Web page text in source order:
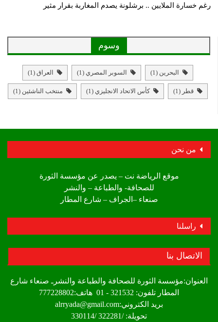
رغم خسارة الملايين .. برشلونة يصدم المغاربة بقرار مثير
وسوم
البحرين (1) السوبر المصري (1) العراق (1)
قطر (1) كأس الاتحاد الانجليزي (1) منتخب الناشئين (1)
من نحن
موقع الرياضة نت – يصدر عن مؤسسة الثورة
للصحافة- والطباعة – والنشر
صنعاء –الجراف – شارع المطار
راسلنا
الاتصال بنا
العنوان:مؤسسة الثورة للصحافة والطباعة والنشرـ صنعاء شارع
المطار تلفون: 321532 - 01 هاتف:777228802
بريد الكتروني:alrryada@gmail.com
تحويلة: /322281 /330114